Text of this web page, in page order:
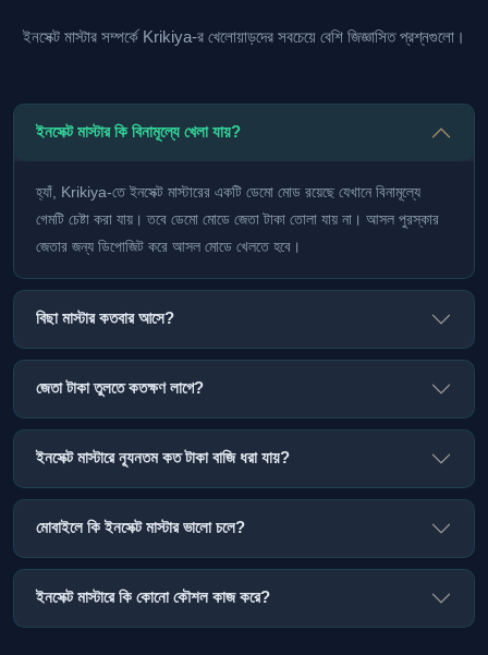
ইনসেক্ট মাস্টার সম্পর্কে Krikiya-র খেলোয়াড়দের সবচেয়ে বেশি জিজ্ঞাসিত প্রশ্নগুলো।
ইনসেক্ট মাস্টার কি বিনামূল্যে খেলা যায়?
হ্যাঁ, Krikiya-তে ইনসেক্ট মাস্টারের একটি ডেমো মোড রয়েছে যেখানে বিনামূল্যে
গেমটি চেষ্টা করা যায়। তবে ডেমো মোডে জেতা টাকা তোলা যায় না। আসল পুরস্কার
জেতার জন্য ডিপোজিট করে আসল মোডে খেলতে হবে।
বিছা মাস্টার কতবার আসে?
জেতা টাকা তুলতে কতক্ষণ লাগে?
ইনসেক্ট মাস্টারে ন্যূনতম কত টাকা বাজি ধরা যায়?
মোবাইলে কি ইনসেক্ট মাস্টার ভালো চলে?
ইনসেক্ট মাস্টারে কি কোনো কৌশল কাজ করে?